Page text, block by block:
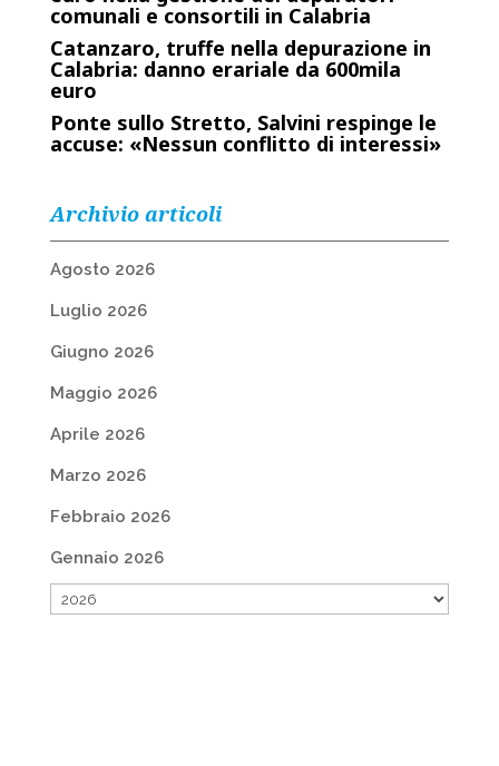
comunali e consortili in Calabria
Catanzaro, truffe nella depurazione in
Calabria: danno erariale da 600mila
euro
Ponte sullo Stretto, Salvini respinge le
accuse: «Nessun conflitto di interessi»
Archivio articoli
Agosto 2026
Luglio 2026
Giugno 2026
Maggio 2026
Aprile 2026
Marzo 2026
Febbraio 2026
Gennaio 2026